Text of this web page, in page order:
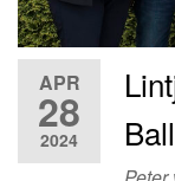
APR
28
2024